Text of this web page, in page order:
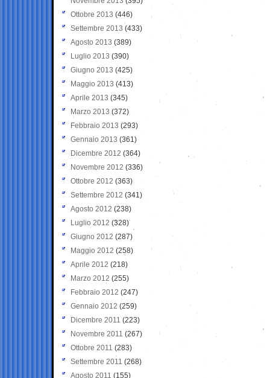
Ottobre 2013 (446)
Settembre 2013 (433)
Agosto 2013 (389)
Luglio 2013 (390)
Giugno 2013 (425)
Maggio 2013 (413)
Aprile 2013 (345)
Marzo 2013 (372)
Febbraio 2013 (293)
Gennaio 2013 (361)
Dicembre 2012 (364)
Novembre 2012 (336)
Ottobre 2012 (363)
Settembre 2012 (341)
Agosto 2012 (238)
Luglio 2012 (328)
Giugno 2012 (287)
Maggio 2012 (258)
Aprile 2012 (218)
Marzo 2012 (255)
Febbraio 2012 (247)
Gennaio 2012 (259)
Dicembre 2011 (223)
Novembre 2011 (267)
Ottobre 2011 (283)
Settembre 2011 (268)
Agosto 2011 (155)